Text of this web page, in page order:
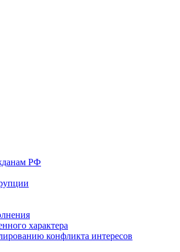
РФ
характера
конфликта интересов